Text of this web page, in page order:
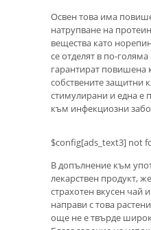
Освен това има
натрупване на
вещества като
се отделят в по-
гарантират повишена
собствените защитни
стимулирани и една е
към инфекциозни
$config[ads_text3] not
В допълнение към
лекарствен продукт,
страхотен вкусен чай
направи с това
още не е твърде